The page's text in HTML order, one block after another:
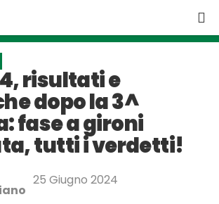
risultati e
dopo la 3^
fase a gironi
tutti i verdetti!
25 Giugno 2024